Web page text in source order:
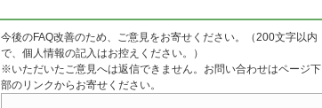
今後のFAQ改善のため、ご意見をお寄せください。（200文字以内
で、個人情報の記入はお控えください。）
※いただいたご意見へは返信できません。お問い合わせはページ下
部のリンクからお寄せください。